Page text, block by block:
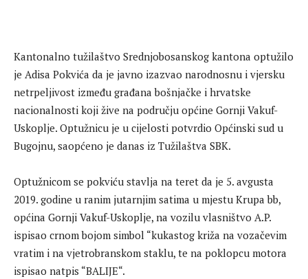
Kantonalno tužilaštvo Srednjobosanskog kantona optužilo
je Adisa Pokvića da je javno izazvao narodnosnu i vjersku
netrpeljivost između građana bošnjačke i hrvatske
nacionalnosti koji žive na području općine Gornji Vakuf-
Uskoplje. Optužnicu je u cijelosti potvrdio Općinski sud u
Bugojnu, saopćeno je danas iz Tužilaštva SBK.
Optužnicom se pokviću stavlja na teret da je 5. avgusta
2019. godine u ranim jutarnjim satima u mjestu Krupa bb,
općina Gornji Vakuf-Uskoplje, na vozilu vlasništvo A.P.
ispisao crnom bojom simbol “kukastog križa na vozačevim
vratim i na vjetrobranskom staklu, te na poklopcu motora
ispisao natpis “BALIJE“.